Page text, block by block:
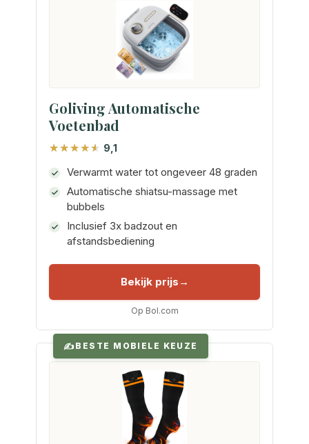
Goliving Automatische
Voetenbad
9,1
Verwarmt water tot ongeveer 48 graden
Automatische shiatsu-massage met
bubbels
Inclusief 3x badzout en
afstandsbediening
Bekijk prijs
Op Bol.com
BESTE MOBIELE KEUZE